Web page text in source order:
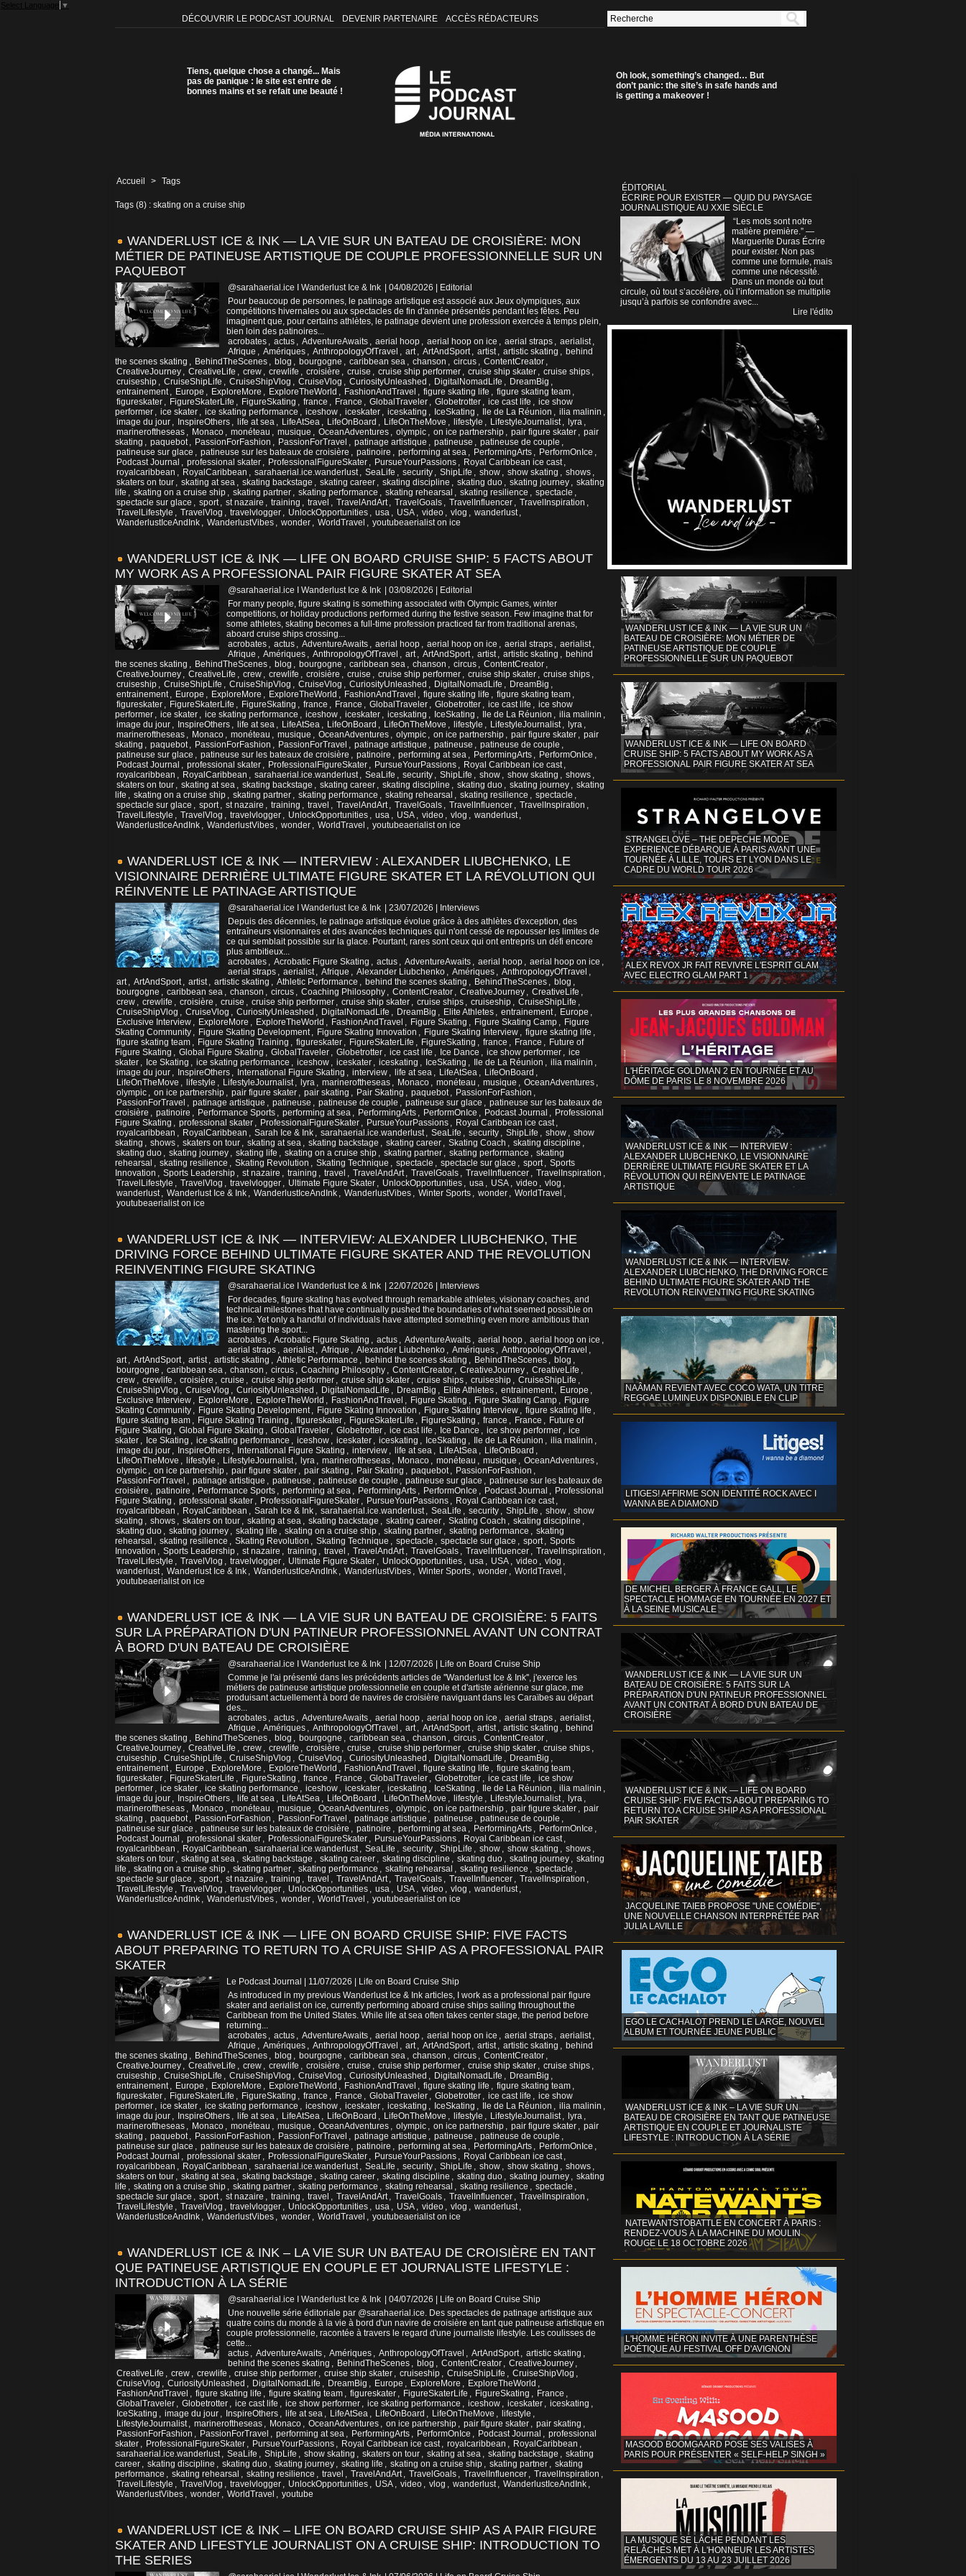
Select Language ▼
DÉCOUVRIR LE PODCAST JOURNAL DEVENIR PARTENAIRE ACCÈS RÉDACTEURS
Tiens, quelque chose a changé... Mais
pas de panique : le site est entre de
bonnes mains et se refait une beauté !
Oh look, something’s changed… But
don’t panic: the site’s in safe hands and
is getting a makeover !
Accueil > Tags
Tags (8) : skating on a cruise ship
WANDERLUST ICE & INK — LA VIE SUR UN BATEAU DE CROISIÈRE: MON
MÉTIER DE PATINEUSE ARTISTIQUE DE COUPLE PROFESSIONNELLE SUR UN
PAQUEBOT
@sarahaerial.ice I Wanderlust Ice & Ink | 04/08/2026
Editorial
Pour beaucoup de personnes, le patinage artistique est associé aux Jeux olympiques, aux
compétitions hivernales ou aux spectacles de fin d'année présentés pendant les fêtes. Peu
imaginent que, pour certains athlètes, le patinage devient une profession exercée à temps plein,
bien loin des patinoires...
acrobates , actus , AdventureAwaits , aerial hoop , aerial hoop on ice , aerial straps , aerialist ,
Afrique , Amériques , AnthropologyOfTravel , art , ArtAndSport , artist , artistic skating , behind
the scenes skating , BehindTheScenes , blog , bourgogne , caribbean sea , chanson , circus , ContentCreator ,
CreativeJourney , CreativeLife , crew , crewlife , croisière , cruise , cruise ship performer , cruise ship skater , cruise ships ,
cruiseship , CruiseShipLife , CruiseShipVlog , CruiseVlog , CuriosityUnleashed , DigitalNomadLife , DreamBig ,
entrainement , Europe , ExploreMore , ExploreTheWorld , FashionAndTravel , figure skating life , figure skating team ,
figureskater , FigureSkaterLife , FigureSkating , france , France , GlobalTraveler , Globetrotter , ice cast life , ice show
performer , ice skater , ice skating performance , iceshow , iceskater , iceskating , IceSkating , Ile de La Réunion , ilia malinin ,
image du jour , InspireOthers , life at sea , LifeAtSea , LifeOnBoard , LifeOnTheMove , lifestyle , LifestyleJournalist , lyra ,
marineroftheseas , Monaco , monéteau , musique , OceanAdventures , olympic , on ice partnership , pair figure skater , pair
skating , paquebot , PassionForFashion , PassionForTravel , patinage artistique , patineuse , patineuse de couple ,
patineuse sur glace , patineuse sur les bateaux de croisière , patinoire , performing at sea , PerformingArts , PerformOnIce ,
Podcast Journal , professional skater , ProfessionalFigureSkater , PursueYourPassions , Royal Caribbean ice cast ,
royalcaribbean , RoyalCaribbean , sarahaerial.ice.wanderlust , SeaLife , security , ShipLife , show , show skating , shows ,
skaters on tour , skating at sea , skating backstage , skating career , skating discipline , skating duo , skating journey , skating
life , skating on a cruise ship , skating partner , skating performance , skating rehearsal , skating resilience , spectacle ,
spectacle sur glace , sport , st nazaire , training , travel , TravelAndArt , TravelGoals , TravelInfluencer , TravelInspiration ,
TravelLifestyle , TravelVlog , travelvlogger , UnlockOpportunities , usa , USA , video , vlog , wanderlust ,
WanderlustIceAndInk , WanderlustVibes , wonder , WorldTravel , youtubeaerialist on ice
WANDERLUST ICE & INK — LIFE ON BOARD CRUISE SHIP: 5 FACTS ABOUT
MY WORK AS A PROFESSIONAL PAIR FIGURE SKATER AT SEA
@sarahaerial.ice I Wanderlust Ice & Ink | 03/08/2026
Editorial
For many people, figure skating is something associated with Olympic Games, winter
competitions, or holiday productions performed during the festive season. Few imagine that for
some athletes, skating becomes a full-time profession practiced far from traditional arenas,
aboard cruise ships crossing...
acrobates , actus , AdventureAwaits , aerial hoop , aerial hoop on ice , aerial straps , aerialist ,
Afrique , Amériques , AnthropologyOfTravel , art , ArtAndSport , artist , artistic skating , behind
the scenes skating , BehindTheScenes , blog , bourgogne , caribbean sea , chanson , circus , ContentCreator ,
CreativeJourney , CreativeLife , crew , crewlife , croisière , cruise , cruise ship performer , cruise ship skater , cruise ships ,
cruiseship , CruiseShipLife , CruiseShipVlog , CruiseVlog , CuriosityUnleashed , DigitalNomadLife , DreamBig ,
entrainement , Europe , ExploreMore , ExploreTheWorld , FashionAndTravel , figure skating life , figure skating team ,
figureskater , FigureSkaterLife , FigureSkating , france , France , GlobalTraveler , Globetrotter , ice cast life , ice show
performer , ice skater , ice skating performance , iceshow , iceskater , iceskating , IceSkating , Ile de La Réunion , ilia malinin ,
image du jour , InspireOthers , life at sea , LifeAtSea , LifeOnBoard , LifeOnTheMove , lifestyle , LifestyleJournalist , lyra ,
marineroftheseas , Monaco , monéteau , musique , OceanAdventures , olympic , on ice partnership , pair figure skater , pair
skating , paquebot , PassionForFashion , PassionForTravel , patinage artistique , patineuse , patineuse de couple ,
patineuse sur glace , patineuse sur les bateaux de croisière , patinoire , performing at sea , PerformingArts , PerformOnIce ,
Podcast Journal , professional skater , ProfessionalFigureSkater , PursueYourPassions , Royal Caribbean ice cast ,
royalcaribbean , RoyalCaribbean , sarahaerial.ice.wanderlust , SeaLife , security , ShipLife , show , show skating , shows ,
skaters on tour , skating at sea , skating backstage , skating career , skating discipline , skating duo , skating journey , skating
life , skating on a cruise ship , skating partner , skating performance , skating rehearsal , skating resilience , spectacle ,
spectacle sur glace , sport , st nazaire , training , travel , TravelAndArt , TravelGoals , TravelInfluencer , TravelInspiration ,
TravelLifestyle , TravelVlog , travelvlogger , UnlockOpportunities , usa , USA , video , vlog , wanderlust ,
WanderlustIceAndInk , WanderlustVibes , wonder , WorldTravel , youtubeaerialist on ice
WANDERLUST ICE & INK — INTERVIEW : ALEXANDER LIUBCHENKO, LE
VISIONNAIRE DERRIÈRE ULTIMATE FIGURE SKATER ET LA RÉVOLUTION QUI
RÉINVENTE LE PATINAGE ARTISTIQUE
@sarahaerial.ice I Wanderlust Ice & Ink | 23/07/2026
Interviews
Depuis des décennies, le patinage artistique évolue grâce à des athlètes d'exception, des
entraîneurs visionnaires et des avancées techniques qui n'ont cessé de repousser les limites de
ce qui semblait possible sur la glace. Pourtant, rares sont ceux qui ont entrepris un défi encore
plus ambitieux...
acrobates , Acrobatic Figure Skating , actus , AdventureAwaits , aerial hoop , aerial hoop on ice ,
aerial straps , aerialist , Afrique , Alexander Liubchenko , Amériques , AnthropologyOfTravel ,
art , ArtAndSport , artist , artistic skating , Athletic Performance , behind the scenes skating , BehindTheScenes , blog ,
bourgogne , caribbean sea , chanson , circus , Coaching Philosophy , ContentCreator , CreativeJourney , CreativeLife ,
crew , crewlife , croisière , cruise , cruise ship performer , cruise ship skater , cruise ships , cruiseship , CruiseShipLife ,
CruiseShipVlog , CruiseVlog , CuriosityUnleashed , DigitalNomadLife , DreamBig , Elite Athletes , entrainement , Europe ,
Exclusive Interview , ExploreMore , ExploreTheWorld , FashionAndTravel , Figure Skating , Figure Skating Camp , Figure
Skating Community , Figure Skating Development , Figure Skating Innovation , Figure Skating Interview , figure skating life ,
figure skating team , Figure Skating Training , figureskater , FigureSkaterLife , FigureSkating , france , France , Future of
Figure Skating , Global Figure Skating , GlobalTraveler , Globetrotter , ice cast life , Ice Dance , ice show performer , ice
skater , Ice Skating , ice skating performance , iceshow , iceskater , iceskating , IceSkating , Ile de La Réunion , ilia malinin ,
image du jour , InspireOthers , International Figure Skating , interview , life at sea , LifeAtSea , LifeOnBoard ,
LifeOnTheMove , lifestyle , LifestyleJournalist , lyra , marineroftheseas , Monaco , monéteau , musique , OceanAdventures ,
olympic , on ice partnership , pair figure skater , pair skating , Pair Skating , paquebot , PassionForFashion ,
PassionForTravel , patinage artistique , patineuse , patineuse de couple , patineuse sur glace , patineuse sur les bateaux de
croisière , patinoire , Performance Sports , performing at sea , PerformingArts , PerformOnIce , Podcast Journal , Professional
Figure Skating , professional skater , ProfessionalFigureSkater , PursueYourPassions , Royal Caribbean ice cast ,
royalcaribbean , RoyalCaribbean , Sarah Ice & Ink , sarahaerial.ice.wanderlust , SeaLife , security , ShipLife , show , show
skating , shows , skaters on tour , skating at sea , skating backstage , skating career , Skating Coach , skating discipline ,
skating duo , skating journey , skating life , skating on a cruise ship , skating partner , skating performance , skating
rehearsal , skating resilience , Skating Revolution , Skating Technique , spectacle , spectacle sur glace , sport , Sports
Innovation , Sports Leadership , st nazaire , training , travel , TravelAndArt , TravelGoals , TravelInfluencer , TravelInspiration ,
TravelLifestyle , TravelVlog , travelvlogger , Ultimate Figure Skater , UnlockOpportunities , usa , USA , video , vlog ,
wanderlust , Wanderlust Ice & Ink , WanderlustIceAndInk , WanderlustVibes , Winter Sports , wonder , WorldTravel ,
youtubeaerialist on ice
WANDERLUST ICE & INK — INTERVIEW: ALEXANDER LIUBCHENKO, THE
DRIVING FORCE BEHIND ULTIMATE FIGURE SKATER AND THE REVOLUTION
REINVENTING FIGURE SKATING
@sarahaerial.ice I Wanderlust Ice & Ink | 22/07/2026
Interviews
For decades, figure skating has evolved through remarkable athletes, visionary coaches, and
technical milestones that have continually pushed the boundaries of what seemed possible on
the ice. Yet only a handful of individuals have attempted something even more ambitious than
mastering the sport...
acrobates , Acrobatic Figure Skating , actus , AdventureAwaits , aerial hoop , aerial hoop on ice ,
aerial straps , aerialist , Afrique , Alexander Liubchenko , Amériques , AnthropologyOfTravel ,
art , ArtAndSport , artist , artistic skating , Athletic Performance , behind the scenes skating , BehindTheScenes , blog ,
bourgogne , caribbean sea , chanson , circus , Coaching Philosophy , ContentCreator , CreativeJourney , CreativeLife ,
crew , crewlife , croisière , cruise , cruise ship performer , cruise ship skater , cruise ships , cruiseship , CruiseShipLife ,
CruiseShipVlog , CruiseVlog , CuriosityUnleashed , DigitalNomadLife , DreamBig , Elite Athletes , entrainement , Europe ,
Exclusive Interview , ExploreMore , ExploreTheWorld , FashionAndTravel , Figure Skating , Figure Skating Camp , Figure
Skating Community , Figure Skating Development , Figure Skating Innovation , Figure Skating Interview , figure skating life ,
figure skating team , Figure Skating Training , figureskater , FigureSkaterLife , FigureSkating , france , France , Future of
Figure Skating , Global Figure Skating , GlobalTraveler , Globetrotter , ice cast life , Ice Dance , ice show performer , ice
skater , Ice Skating , ice skating performance , iceshow , iceskater , iceskating , IceSkating , Ile de La Réunion , ilia malinin ,
image du jour , InspireOthers , International Figure Skating , interview , life at sea , LifeAtSea , LifeOnBoard ,
LifeOnTheMove , lifestyle , LifestyleJournalist , lyra , marineroftheseas , Monaco , monéteau , musique , OceanAdventures ,
olympic , on ice partnership , pair figure skater , pair skating , Pair Skating , paquebot , PassionForFashion ,
PassionForTravel , patinage artistique , patineuse , patineuse de couple , patineuse sur glace , patineuse sur les bateaux de
croisière , patinoire , Performance Sports , performing at sea , PerformingArts , PerformOnIce , Podcast Journal , Professional
Figure Skating , professional skater , ProfessionalFigureSkater , PursueYourPassions , Royal Caribbean ice cast ,
royalcaribbean , RoyalCaribbean , Sarah Ice & Ink , sarahaerial.ice.wanderlust , SeaLife , security , ShipLife , show , show
skating , shows , skaters on tour , skating at sea , skating backstage , skating career , Skating Coach , skating discipline ,
skating duo , skating journey , skating life , skating on a cruise ship , skating partner , skating performance , skating
rehearsal , skating resilience , Skating Revolution , Skating Technique , spectacle , spectacle sur glace , sport , Sports
Innovation , Sports Leadership , st nazaire , training , travel , TravelAndArt , TravelGoals , TravelInfluencer , TravelInspiration ,
TravelLifestyle , TravelVlog , travelvlogger , Ultimate Figure Skater , UnlockOpportunities , usa , USA , video , vlog ,
wanderlust , Wanderlust Ice & Ink , WanderlustIceAndInk , WanderlustVibes , Winter Sports , wonder , WorldTravel ,
youtubeaerialist on ice
WANDERLUST ICE & INK — LA VIE SUR UN BATEAU DE CROISIÈRE: 5 FAITS
SUR LA PRÉPARATION D'UN PATINEUR PROFESSIONNEL AVANT UN CONTRAT
À BORD D'UN BATEAU DE CROISIÈRE
@sarahaerial.ice I Wanderlust Ice & Ink | 12/07/2026
Life on Board Cruise Ship
Comme je l'ai présenté dans les précédents articles de ''Wanderlust Ice & Ink'', j'exerce les
métiers de patineuse artistique professionnelle en couple et d'artiste aérienne sur glace, me
produisant actuellement à bord de navires de croisière naviguant dans les Caraïbes au départ
des...
acrobates , actus , AdventureAwaits , aerial hoop , aerial hoop on ice , aerial straps , aerialist ,
Afrique , Amériques , AnthropologyOfTravel , art , ArtAndSport , artist , artistic skating , behind
the scenes skating , BehindTheScenes , blog , bourgogne , caribbean sea , chanson , circus , ContentCreator ,
CreativeJourney , CreativeLife , crew , crewlife , croisière , cruise , cruise ship performer , cruise ship skater , cruise ships ,
cruiseship , CruiseShipLife , CruiseShipVlog , CruiseVlog , CuriosityUnleashed , DigitalNomadLife , DreamBig ,
entrainement , Europe , ExploreMore , ExploreTheWorld , FashionAndTravel , figure skating life , figure skating team ,
figureskater , FigureSkaterLife , FigureSkating , france , France , GlobalTraveler , Globetrotter , ice cast life , ice show
performer , ice skater , ice skating performance , iceshow , iceskater , iceskating , IceSkating , Ile de La Réunion , ilia malinin ,
image du jour , InspireOthers , life at sea , LifeAtSea , LifeOnBoard , LifeOnTheMove , lifestyle , LifestyleJournalist , lyra ,
marineroftheseas , Monaco , monéteau , musique , OceanAdventures , olympic , on ice partnership , pair figure skater , pair
skating , paquebot , PassionForFashion , PassionForTravel , patinage artistique , patineuse , patineuse de couple ,
patineuse sur glace , patineuse sur les bateaux de croisière , patinoire , performing at sea , PerformingArts , PerformOnIce ,
Podcast Journal , professional skater , ProfessionalFigureSkater , PursueYourPassions , Royal Caribbean ice cast ,
royalcaribbean , RoyalCaribbean , sarahaerial.ice.wanderlust , SeaLife , security , ShipLife , show , show skating , shows ,
skaters on tour , skating at sea , skating backstage , skating career , skating discipline , skating duo , skating journey , skating
life , skating on a cruise ship , skating partner , skating performance , skating rehearsal , skating resilience , spectacle ,
spectacle sur glace , sport , st nazaire , training , travel , TravelAndArt , TravelGoals , TravelInfluencer , TravelInspiration ,
TravelLifestyle , TravelVlog , travelvlogger , UnlockOpportunities , usa , USA , video , vlog , wanderlust ,
WanderlustIceAndInk , WanderlustVibes , wonder , WorldTravel , youtubeaerialist on ice
WANDERLUST ICE & INK — LIFE ON BOARD CRUISE SHIP: FIVE FACTS
ABOUT PREPARING TO RETURN TO A CRUISE SHIP AS A PROFESSIONAL PAIR
SKATER
Le Podcast Journal | 11/07/2026
Life on Board Cruise Ship
As introduced in my previous Wanderlust Ice & Ink articles, I work as a professional pair figure
skater and aerialist on ice, currently performing aboard cruise ships sailing throughout the
Caribbean from the United States. While life at sea often takes center stage, the period before
returning...
acrobates , actus , AdventureAwaits , aerial hoop , aerial hoop on ice , aerial straps , aerialist ,
Afrique , Amériques , AnthropologyOfTravel , art , ArtAndSport , artist , artistic skating , behind
the scenes skating , BehindTheScenes , blog , bourgogne , caribbean sea , chanson , circus , ContentCreator ,
CreativeJourney , CreativeLife , crew , crewlife , croisière , cruise , cruise ship performer , cruise ship skater , cruise ships ,
cruiseship , CruiseShipLife , CruiseShipVlog , CruiseVlog , CuriosityUnleashed , DigitalNomadLife , DreamBig ,
entrainement , Europe , ExploreMore , ExploreTheWorld , FashionAndTravel , figure skating life , figure skating team ,
figureskater , FigureSkaterLife , FigureSkating , france , France , GlobalTraveler , Globetrotter , ice cast life , ice show
performer , ice skater , ice skating performance , iceshow , iceskater , iceskating , IceSkating , Ile de La Réunion , ilia malinin ,
image du jour , InspireOthers , life at sea , LifeAtSea , LifeOnBoard , LifeOnTheMove , lifestyle , LifestyleJournalist , lyra ,
marineroftheseas , Monaco , monéteau , musique , OceanAdventures , olympic , on ice partnership , pair figure skater , pair
skating , paquebot , PassionForFashion , PassionForTravel , patinage artistique , patineuse , patineuse de couple ,
patineuse sur glace , patineuse sur les bateaux de croisière , patinoire , performing at sea , PerformingArts , PerformOnIce ,
Podcast Journal , professional skater , ProfessionalFigureSkater , PursueYourPassions , Royal Caribbean ice cast ,
royalcaribbean , RoyalCaribbean , sarahaerial.ice.wanderlust , SeaLife , security , ShipLife , show , show skating , shows ,
skaters on tour , skating at sea , skating backstage , skating career , skating discipline , skating duo , skating journey , skating
life , skating on a cruise ship , skating partner , skating performance , skating rehearsal , skating resilience , spectacle ,
spectacle sur glace , sport , st nazaire , training , travel , TravelAndArt , TravelGoals , TravelInfluencer , TravelInspiration ,
TravelLifestyle , TravelVlog , travelvlogger , UnlockOpportunities , usa , USA , video , vlog , wanderlust ,
WanderlustIceAndInk , WanderlustVibes , wonder , WorldTravel , youtubeaerialist on ice
WANDERLUST ICE & INK – LA VIE SUR UN BATEAU DE CROISIÈRE EN TANT
QUE PATINEUSE ARTISTIQUE EN COUPLE ET JOURNALISTE LIFESTYLE :
INTRODUCTION À LA SÉRIE
@sarahaerial.ice I Wanderlust Ice & Ink | 04/07/2026
Life on Board Cruise Ship
Une nouvelle série éditoriale par @sarahaerial.ice. Des spectacles de patinage artistique aux
quatre coins du monde à la vie à bord d'un navire de croisière en tant que patineuse artistique en
couple professionnelle, racontée à travers le regard d'une journaliste lifestyle. Les coulisses de
cette...
actus , AdventureAwaits , Amériques , AnthropologyOfTravel , ArtAndSport , artistic skating ,
behind the scenes skating , BehindTheScenes , blog , ContentCreator , CreativeJourney ,
CreativeLife , crew , crewlife , cruise ship performer , cruise ship skater , cruiseship , CruiseShipLife , CruiseShipVlog ,
CruiseVlog , CuriosityUnleashed , DigitalNomadLife , DreamBig , Europe , ExploreMore , ExploreTheWorld ,
FashionAndTravel , figure skating life , figure skating team , figureskater , FigureSkaterLife , FigureSkating , France ,
GlobalTraveler , Globetrotter , ice cast life , ice show performer , ice skating performance , iceshow , iceskater , iceskating ,
IceSkating , image du jour , InspireOthers , life at sea , LifeAtSea , LifeOnBoard , LifeOnTheMove , lifestyle ,
LifestyleJournalist , marineroftheseas , Monaco , OceanAdventures , on ice partnership , pair figure skater , pair skating ,
PassionForFashion , PassionForTravel , performing at sea , PerformingArts , PerformOnIce , Podcast Journal , professional
skater , ProfessionalFigureSkater , PursueYourPassions , Royal Caribbean ice cast , royalcaribbean , RoyalCaribbean ,
sarahaerial.ice.wanderlust , SeaLife , ShipLife , show skating , skaters on tour , skating at sea , skating backstage , skating
career , skating discipline , skating duo , skating journey , skating life , skating on a cruise ship , skating partner , skating
performance , skating rehearsal , skating resilience , travel , TravelAndArt , TravelGoals , TravelInfluencer , TravelInspiration ,
TravelLifestyle , TravelVlog , travelvlogger , UnlockOpportunities , USA , video , vlog , wanderlust , WanderlustIceAndInk ,
WanderlustVibes , wonder , WorldTravel , youtube
WANDERLUST ICE & INK – LIFE ON BOARD CRUISE SHIP AS A PAIR FIGURE
SKATER AND LIFESTYLE JOURNALIST ON A CRUISE SHIP: INTRODUCTION TO
THE SERIES
ÉDITORIAL
ÉCRIRE POUR EXISTER — QUID DU PAYSAGE
JOURNALISTIQUE AU XXIE SIÈCLE
“Les mots sont notre
matière première.” —
Marguerite Duras Écrire
pour exister. Non pas
comme une formule, mais
comme une nécessité.
Dans un monde où tout
circule, où tout s’accélère, où l’information se multiplie
jusqu’à parfois se confondre avec...
Lire l'édito
WANDERLUST ICE & INK — LA VIE SUR UN
BATEAU DE CROISIÈRE: MON MÉTIER DE
PATINEUSE ARTISTIQUE DE COUPLE
PROFESSIONNELLE SUR UN PAQUEBOT
WANDERLUST ICE & INK — LIFE ON BOARD
CRUISE SHIP: 5 FACTS ABOUT MY WORK AS A
PROFESSIONAL PAIR FIGURE SKATER AT SEA
STRANGELOVE – THE DEPECHE MODE
EXPERIENCE DÉBARQUE À PARIS AVANT UNE
TOURNÉE À LILLE, TOURS ET LYON DANS LE
CADRE DU WORLD TOUR 2026
ALEX REVOX JR FAIT REVIVRE L'ESPRIT GLAM
AVEC ELECTRO GLAM PART 1
L'HÉRITAGE GOLDMAN 2 EN TOURNÉE ET AU
DÔME DE PARIS LE 8 NOVEMBRE 2026
WANDERLUST ICE & INK — INTERVIEW :
ALEXANDER LIUBCHENKO, LE VISIONNAIRE
DERRIÈRE ULTIMATE FIGURE SKATER ET LA
RÉVOLUTION QUI RÉINVENTE LE PATINAGE
ARTISTIQUE
WANDERLUST ICE & INK — INTERVIEW:
ALEXANDER LIUBCHENKO, THE DRIVING FORCE
BEHIND ULTIMATE FIGURE SKATER AND THE
REVOLUTION REINVENTING FIGURE SKATING
NAÂMAN REVIENT AVEC COCO WATA, UN TITRE
REGGAE LUMINEUX DISPONIBLE EN CLIP
LITIGES! AFFIRME SON IDENTITÉ ROCK AVEC I
WANNA BE A DIAMOND
DE MICHEL BERGER À FRANCE GALL, LE
SPECTACLE HOMMAGE EN TOURNÉE EN 2027 ET
À LA SEINE MUSICALE
WANDERLUST ICE & INK — LA VIE SUR UN
BATEAU DE CROISIÈRE: 5 FAITS SUR LA
PRÉPARATION D'UN PATINEUR PROFESSIONNEL
AVANT UN CONTRAT À BORD D'UN BATEAU DE
CROISIÈRE
WANDERLUST ICE & INK — LIFE ON BOARD
CRUISE SHIP: FIVE FACTS ABOUT PREPARING TO
RETURN TO A CRUISE SHIP AS A PROFESSIONAL
PAIR SKATER
JACQUELINE TAIEB PROPOSE "UNE COMÉDIE",
UNE NOUVELLE CHANSON INTERPRÉTÉE PAR
JULIA LAVILLE
EGO LE CACHALOT PREND LE LARGE, NOUVEL
ALBUM ET TOURNÉE JEUNE PUBLIC
WANDERLUST ICE & INK – LA VIE SUR UN
BATEAU DE CROISIÈRE EN TANT QUE PATINEUSE
ARTISTIQUE EN COUPLE ET JOURNALISTE
LIFESTYLE : INTRODUCTION À LA SÉRIE
NATEWANTSTOBATTLE EN CONCERT À PARIS :
RENDEZ-VOUS À LA MACHINE DU MOULIN
ROUGE LE 18 OCTOBRE 2026
L'HOMME HÉRON INVITE À UNE PARENTHÈSE
POÉTIQUE AU FESTIVAL OFF D'AVIGNON
MASOOD BOOMGAARD POSE SES VALISES À
PARIS POUR PRÉSENTER « SELF-HELP SINGH »
LA MUSIQUE SE LÂCHE PENDANT LES
RELÂCHES MET À L'HONNEUR LES ARTISTES
ÉMERGENTS DU 13 AU 23 JUILLET 2026